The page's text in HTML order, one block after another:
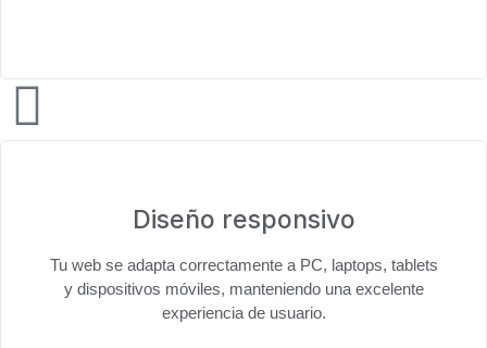
Diseño responsivo
Tu web se adapta correctamente a PC, laptops, tablets
y dispositivos móviles, manteniendo una excelente
experiencia de usuario.